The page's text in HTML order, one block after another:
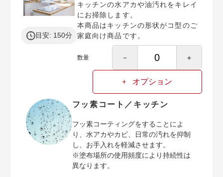
目安: 150分
キッチンの水アカや油汚れをキレイ
にお掃除します。
本商品はキッチンの形状がコ型のご
家庭向け商品です。
数量 － ＋
オプション
フッ素コート／キッチン
フッ素コーティングをすることによ
り、水アカやカビ、日常の汚れを抑制
し、お手入れを軽減させます。
※塗布場所の使用頻度により持続性は
異なります。